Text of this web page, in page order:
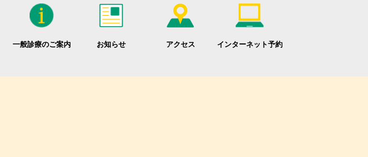
一般診療のご案内 お知らせ アクセス インターネット予約